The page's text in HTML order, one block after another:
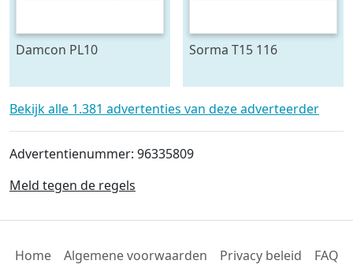
Damcon PL10
bomen
Sorma T15 116
Bekijk alle 1.381 advertenties van deze adverteerder
Advertentienummer: 96335809
Meld tegen de regels
Home Algemene voorwaarden Privacy beleid FAQ